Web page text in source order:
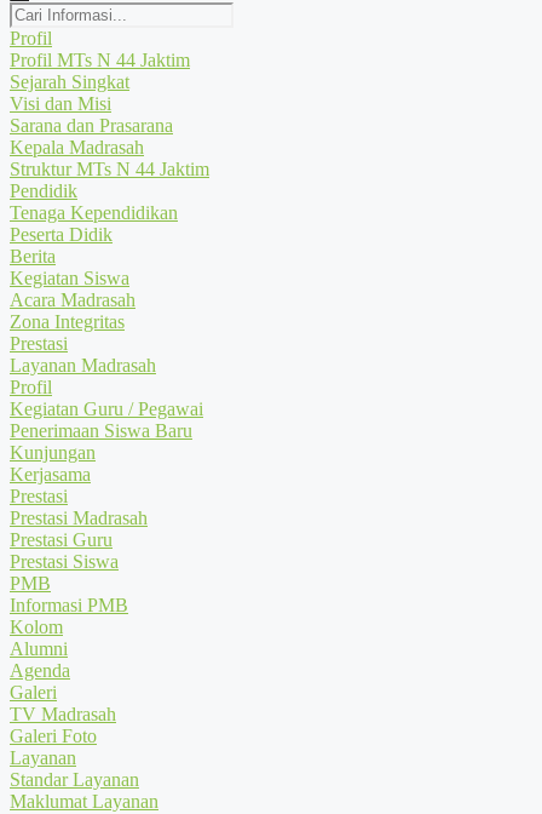
Cari
Informasi...
Profil
Profil MTs N 44 Jaktim
Sejarah Singkat
Visi dan Misi
Sarana dan Prasarana
Kepala Madrasah
Struktur MTs N 44 Jaktim
Pendidik
Tenaga Kependidikan
Peserta Didik
Berita
Kegiatan Siswa
Acara Madrasah
Zona Integritas
Prestasi
Layanan Madrasah
Profil
Kegiatan Guru / Pegawai
Penerimaan Siswa Baru
Kunjungan
Kerjasama
Prestasi
Prestasi Madrasah
Prestasi Guru
Prestasi Siswa
PMB
Informasi PMB
Kolom
Alumni
Agenda
Galeri
TV Madrasah
Galeri Foto
Layanan
Standar Layanan
Maklumat Layanan